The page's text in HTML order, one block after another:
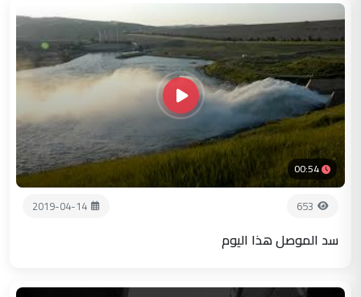
00:54
653
2019-04-14
سد الموصل هذا اليوم